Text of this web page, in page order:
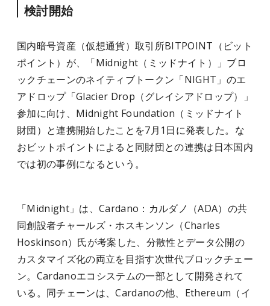
検討開始
国内暗号資産（仮想通貨）取引所BITPOINT（ビット
ポイント）が、「Midnight（ミッドナイト）」ブロ
ックチェーンのネイティブトークン「NIGHT」のエ
アドロップ「Glacier Drop（グレイシアドロップ）」
参加に向け、Midnight Foundation（ミッドナイト
財団）と連携開始したことを7月1日に発表した。な
おビットポイントによると同財団との連携は日本国内
では初の事例になるという。
「Midnight」は、Cardano：カルダノ（ADA）の共
同創設者チャールズ・ホスキンソン（Charles
Hoskinson）氏が考案した、分散性とデータ公開の
カスタマイズ化の両立を目指す次世代ブロックチェー
ン。Cardanoエコシステムの一部として開発されて
いる。同チェーンは、Cardanoの他、Ethereum（イ